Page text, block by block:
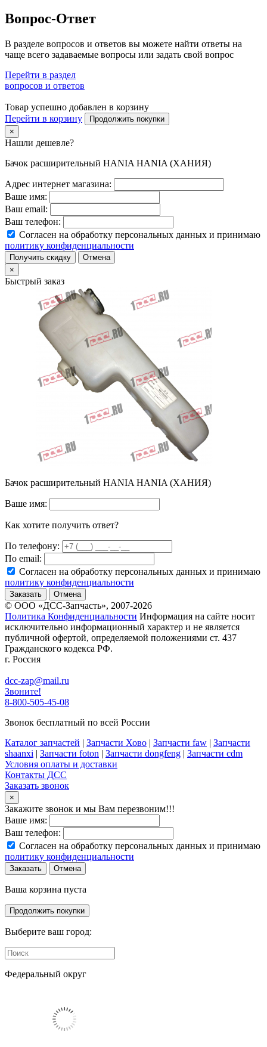
Вопрос-Ответ
В разделе вопросов и ответов вы можете найти ответы на
чаще всего задаваемые вопросы или задать свой вопрос
Перейти в раздел
вопросов и ответов
Товар успешно добавлен в корзину
Перейти в корзину
Продолжить покупки
×
Нашли дешевле?
Бачок расширительный HANIA HANIA (ХАНИЯ)
Адрес интернет магазина:
Ваше имя:
Ваш email:
Ваш телефон:
Согласен на обработку персональных данных и принимаю
политику конфиденциальности
Получить скидку
Отмена
×
Быстрый заказ
Бачок расширительный HANIA HANIA (ХАНИЯ)
Ваше имя:
Как хотите получить ответ?
По телефону:
По email:
Согласен на обработку персональных данных и принимаю
политику конфиденциальности
Заказать Отмена
© ООО «ДСС-Запчасть», 2007-2026
Политика Конфиденциальности Информация на сайте носит
исключительно информационный характер и не является
публичной офертой, определяемой положениями ст. 437
Гражданского кодекса РФ.
г. Россия
dcc-zap@mail.ru
Звоните!
8-800-505-45-08
Звонок бесплатный по всей России
Каталог запчастей | Запчасти Хово | Запчасти faw | Запчасти
shaanxi | Запчасти foton | Запчасти dongfeng | Запчасти cdm
Условия оплаты и доставки
Контакты ДСС
Заказать звонок
×
Закажите звонок и мы Вам перезвоним!!!
Ваше имя:
Ваш телефон:
Согласен на обработку персональных данных и принимаю
политику конфиденциальности
Заказать Отмена
Ваша корзина пуста
Продолжить покупки
Выберите ваш город:
Федеральный округ